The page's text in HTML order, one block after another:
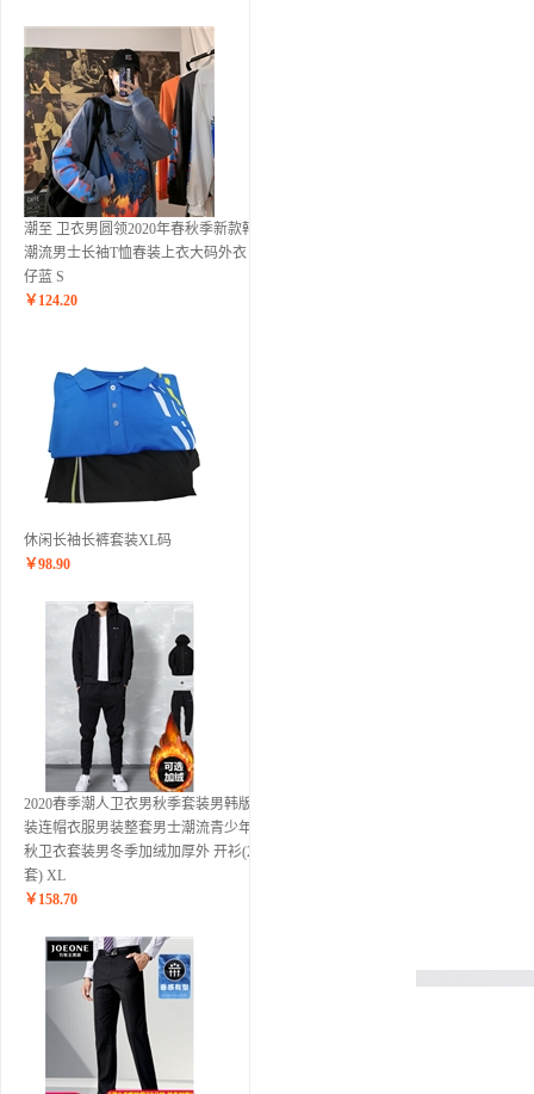
潮至 卫衣男圆领2020年春秋季新款韩版
潮流男士长袖T恤春装上衣大码外衣 牛
仔蓝 S
￥ 124.20
休闲长袖长裤套装XL码
￥98.90
2020春季潮人卫衣男秋季套装男韩版秋
装连帽衣服男装整套男士潮流青少年春
秋卫衣套装男冬季加绒加厚外 开衫(2件
套) XL
￥ 158.70